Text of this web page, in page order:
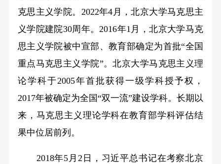
克思主义学院。2022年4月，北京大学马克思主
义学院建院30周年。2016年1月，北京大学马克
思主义学院被中宣部、教育部确定为首批“全国
重点马克思主义学院”。北京大学马克思主义理
论学科于2005年首批获得一级学科授予权，
2017年被确定为全国“双一流”建设学科。长期以
来，马克思主义理论学科在教育部学科评估结
果中位居前列。
2018年5月2日，习近平总书记在考察北京